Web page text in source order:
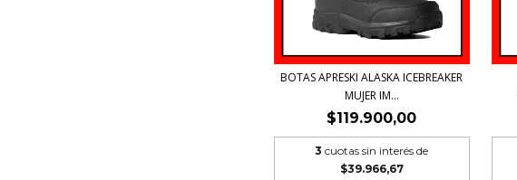
BOTAS APRESKI ALASKA ICEBREAKER
MUJER IM...
$119.900,00
3 cuotas sin interés de
$39.966,67